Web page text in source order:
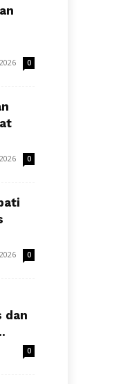
0
0
0
dan
0